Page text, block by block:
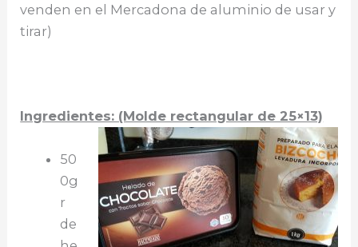
venden en el Mercadona de aluminio de usar y
tirar)
Ingredientes: (Molde rectangular de 25×13)
50
0g
r
de